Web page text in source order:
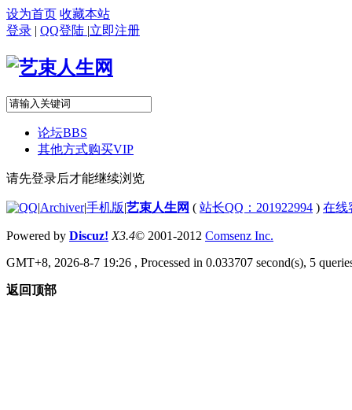
设为首页 收藏本站
登录 | QQ登陆 |立即注册
论坛BBS
其他方式购买VIP
请先登录后才能继续浏览
|Archiver|手机版|艺束人生网 ( 站长QQ：201922994 ) 在线
Powered by Discuz! X3.4© 2001-2012 Comsenz Inc.
GMT+8, 2026-8-7 19:26 , Processed in 0.033707 second(s), 5
返回顶部